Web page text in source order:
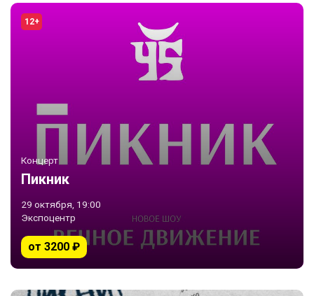
12+
Концерт
Пикник
29 октября, 19:00
Экспоцентр
от 3200 ₽